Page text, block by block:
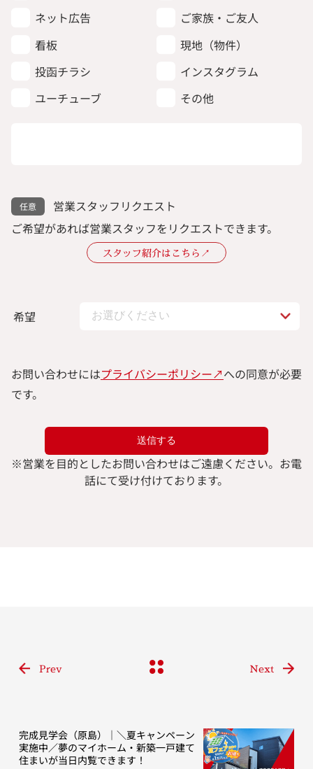
ネット広告
ご家族・ご友人
看板
現地（物件）
投函チラシ
インスタグラム
ユーチューブ
その他
営業スタッフリクエスト
ご希望があれば営業スタッフをリクエストできます。
スタッフ紹介はこちら↗︎
希望
お問い合わせにはプライバシーポリシー↗︎への同意が必要
です。
※営業を目的としたお問い合わせはご遠慮ください。 お電
話にて受け付けております。
Prev Next
完成見学会（原島）｜＼夏キャンペーン
実施中／夢のマイホーム・新築一戸建て
住まいが当日内覧できます！